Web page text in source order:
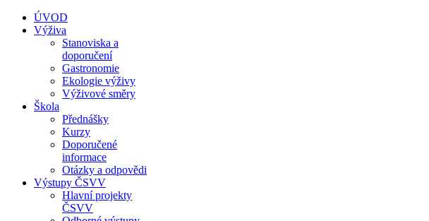
ÚVOD
Výživa
Stanoviska a
doporučení
Gastronomie
Ekologie výživy
Výživové směry
Škola
Přednášky
Kurzy
Doporučené
informace
Otázky a odpovědi
Výstupy ČSVV
Hlavní projekty
ČSVV